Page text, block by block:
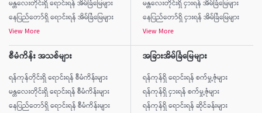
မန္တလေးတိုင်းရှိ ရောင်းရန် အိမ်ခြံမြေများ
နေပြည်တော်ရှိ ရောင်းရန် အိမ်ခြံမြေများ
View More
မန္တလေးတိုင်းရှိ ငှားရန် အိမ်ခြံမြေများ
နေပြည်တော်ရှိ ငှားရန် အိမ်ခြံမြေများ
View More
စီမံကိန်း အသစ်များ
ရန်ကုန်တိုင်းရှိ ရောင်းရန် စီမံကိန်းများ
မန္တလေးတိုင်းရှိ ရောင်းရန် စီမံကိန်းများ
နေပြည်တော်ရှိ ရောင်းရန် စီမံကိန်းများ
အခြားအိမ်ခြံမြေများ
ရန်ကုန်ရှိ ရောင်းရန် စက်မှု့ဇုံများ
ရန်ကုန်ရှိ ငှားရန် စက်မှု့ဇုံများ
ရန်ကုန်ရှိ ရောင်းရန် ဆိုင်ခန်းများ